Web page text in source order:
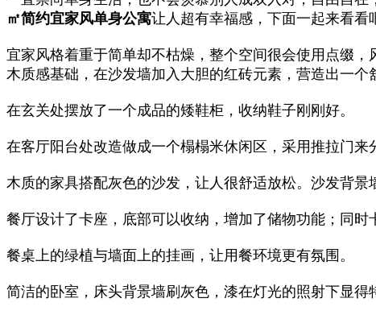
㎡简约宜家风单身公寓让人超有幸福感，下面一起来看看
宜家风格着重于简单却不枯燥，整个空间很会使用点缀
木质感基础，在沙发墙加入大胆的红砖元素，营造出一个
在玄关处摆放了一个成品的矮鞋柜，收纳鞋子刚刚好。
在客厅阳台处改造做成一个榻榻米休闲区，采用推拉门来
木质的家具搭配灰色的沙发，让人很舒适放松。沙发背
餐厅设计了卡座，底部可以收纳，增加了储物功能；同
餐桌上的绿植与墙面上的挂画，让用餐环境更有氛围。
简洁的卧室，床头背景墙刷灰色，漆在灯光的照射下显得